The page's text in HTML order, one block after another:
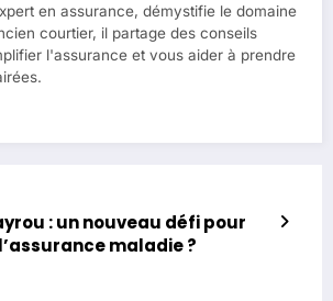
en assurance, démystifie le domaine
courtier, il partage des conseils
l'assurance et vous aider à prendre
: un nouveau défi pour
maladie ?